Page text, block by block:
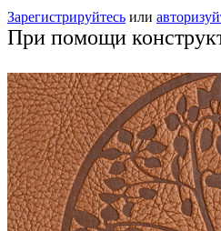
Зарегистрируйтесь или
При помощи